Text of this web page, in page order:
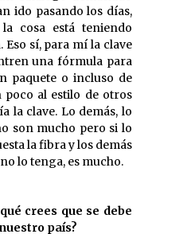
ido pasando los días,
cosa está teniendo
sí, para mí la clave
una fórmula para
paquete o incluso de
poco al estilo de otros
la clave. Lo demás, lo
son mucho pero si lo
la fibra y los demás
lo tenga, es mucho.
crees que se debe
país?